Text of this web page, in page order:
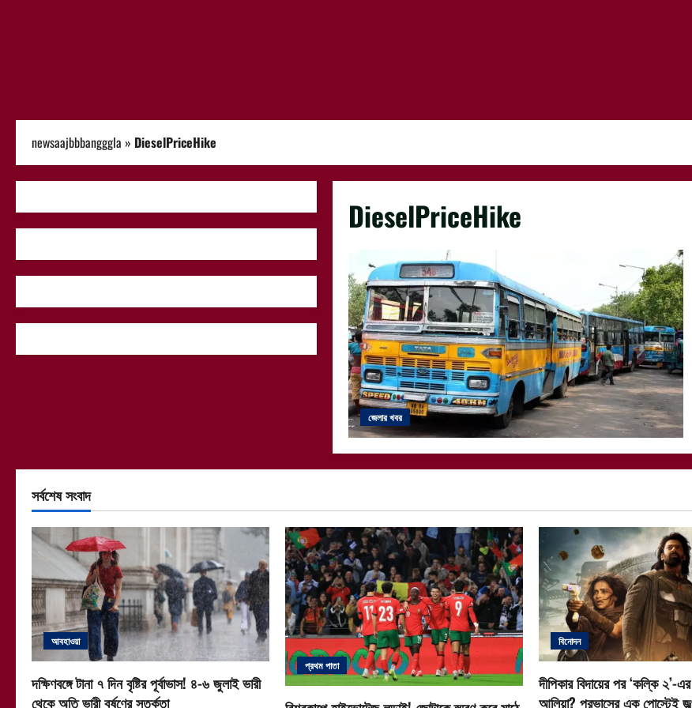
newsaajbbbangggla » DieselPriceHike
DieselPriceHike
জেলার খবর
সর্বশেষ সংবাদ
আবহাওয়া
দক্ষিণবঙ্গে টানা ৭ দিন বৃষ্টির পূর্বাভাস! ৪-৬ জুলাই ভারী
থেকে অতি ভারী বর্ষণের সতর্কতা
প্রথম পাতা
বিনোদন
দীপিকার বিদায়ের পর ‘কল্কি ২’-
আলিয়া? প্রভাসের এক পোস্টেই